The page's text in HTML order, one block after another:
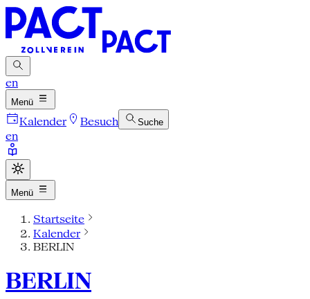
en
Menü
Kalender Besuch Suche
en
Menü
Startseite
Kalender
BERLIN
BERLIN